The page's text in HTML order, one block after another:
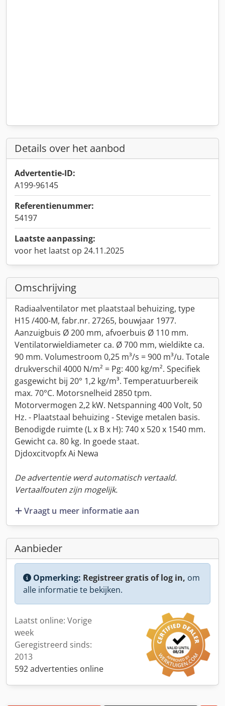
Details over het aanbod
Advertentie-ID:
A199-96145
Referentienummer:
54197
Laatste aanpassing:
voor het laatst op 24.11.2025
Omschrijving
Radiaalventilator met plaatstaal behuizing, type
H15 /400-M, fabr.nr. 27265, bouwjaar 1977.
Aanzuigbuis Ø 200 mm, afvoerbuis Ø 110 mm.
Ventilatorwieldiameter ca. Ø 700 mm, wieldikte ca.
90 mm. Volumestroom 0,25 m³/s = 900 m³/u. Totale
drukverschil 4000 N/m² = Pg: 400 kg/m². Specifiek
gasgewicht bij 20° 1,2 kg/m³. Temperatuurbereik
max. 70°C. Motorsnelheid 2850 tpm.
Motorvermogen 2,2 kW. Netspanning 400 Volt, 50
Hz. - Plaatstaal behuizing - Stevige metalen basis.
Benodigde ruimte (L x B x H): 740 x 520 x 1540 mm.
Gewicht ca. 80 kg. In goede staat.
Djdoxcitvopfx Ai Newa
De advertentie werd automatisch vertaald.
Vertaalfouten zijn mogelijk.
Vraagt u meer informatie aan
Aanbieder
Opmerking: Registreer gratis of log in, om
alle informatie te bekijken.
Laatst online: Vorige
week
Geregistreerd sinds:
2013
592 advertenties online